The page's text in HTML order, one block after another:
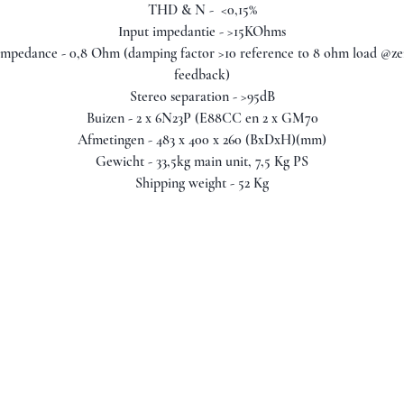
THD & N - <0,15%
Input impedantie - >15KOhms
- 0,8 Ohm (damping factor >10 reference to 8 ohm load
feedback)
Stereo separation - >95dB
Buizen - 2 x 6N23P (E88CC en 2 x GM70
Afmetingen - 483 x 400 x 260 (BxDxH)(mm)
Gewicht - 33,5kg main unit, 7,5 Kg PS
Shipping weight - 52 Kg